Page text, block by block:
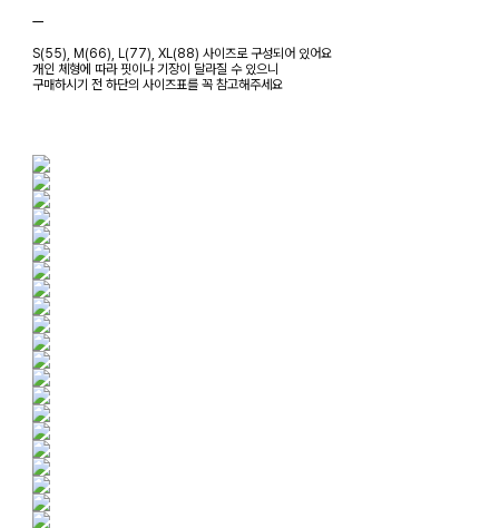
ㅡ
S(55), M(66), L(77), XL(88) 사이즈로 구성되어 있어요
개인 체형에 따라 핏이나 기장이 달라질 수 있으니
구매하시기 전 하단의 사이즈표를 꼭 참고해주세요